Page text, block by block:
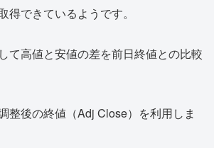
得できているようです。
て高値と安値の差を前日終値との比較
整後の終値（Adj Close）を利用しま